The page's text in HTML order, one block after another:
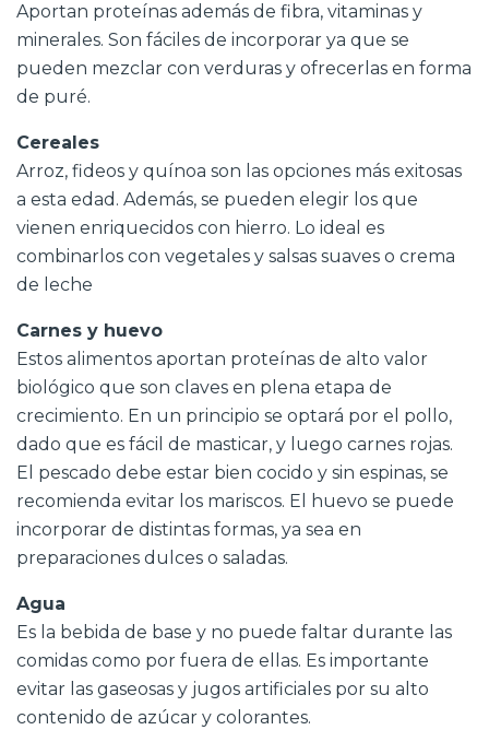
Aportan proteínas además de fibra, vitaminas y
minerales. Son fáciles de incorporar ya que se
pueden mezclar con verduras y ofrecerlas en forma
de puré.
Cereales
Arroz, fideos y quínoa son las opciones más exitosas
a esta edad. Además, se pueden elegir los que
vienen enriquecidos con hierro. Lo ideal es
combinarlos con vegetales y salsas suaves o crema
de leche
Carnes y huevo
Estos alimentos aportan proteínas de alto valor
biológico que son claves en plena etapa de
crecimiento. En un principio se optará por el pollo,
dado que es fácil de masticar, y luego carnes rojas.
El pescado debe estar bien cocido y sin espinas, se
recomienda evitar los mariscos. El huevo se puede
incorporar de distintas formas, ya sea en
preparaciones dulces o saladas.
Agua
Es la bebida de base y no puede faltar durante las
comidas como por fuera de ellas. Es importante
evitar las gaseosas y jugos artificiales por su alto
contenido de azúcar y colorantes.